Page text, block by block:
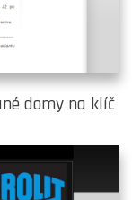
domy na klíč